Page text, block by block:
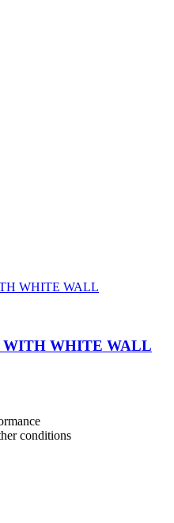
WHITE WALL
conditions